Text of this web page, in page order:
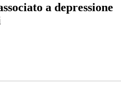
a depressione